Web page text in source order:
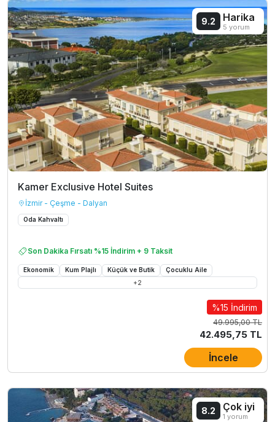
Kamer Exclusive Hotel Suites
İzmir - Çeşme - Dalyan
Oda Kahvaltı
Son Dakika Fırsatı %15 İndirim + 9 Taksit
Ekonomik Kum Plajlı Küçük ve Butik
Çocuklu Aile
+2
9.2 Harika
5 yorum
%15 İndirim
49.995,00 TL
42.495,75 TL
İncele
8.2 Çok iyi
1 yorum